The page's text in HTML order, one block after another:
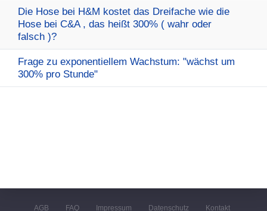
Die Hose bei H&M kostet das Dreifache wie die
Hose bei C&A , das heißt 300% ( wahr oder
falsch )?
Frage zu exponentiellem Wachstum: "wächst um
300% pro Stunde"
AGB FAQ Impressum Datenschutz Kontakt